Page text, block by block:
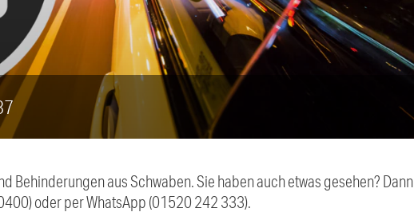
Behinderungen aus Schwaben. Sie haben auch etwas gesehen? Dann
oder per WhatsApp (01520 242 333).